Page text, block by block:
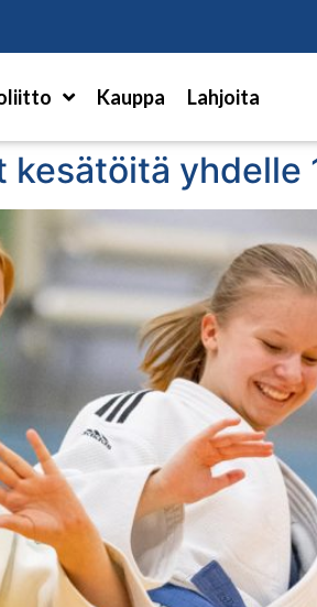
Kauppa Lahjoita
yhdelle